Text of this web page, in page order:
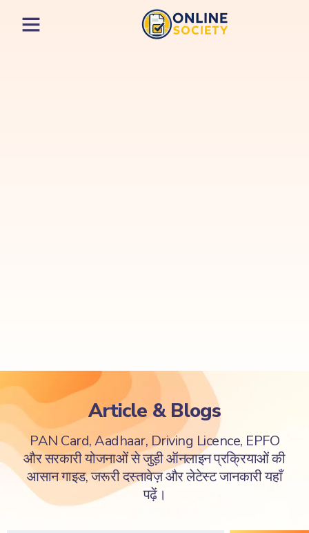
Article & Blogs
PAN Card, Aadhaar, Driving Licence, EPFO
और सरकारी योजनाओं से जुड़ी ऑनलाइन प्रक्रियाओं की
आसान गाइड, जरूरी दस्तावेज़ और लेटेस्ट जानकारी यहाँ
पढ़ें।